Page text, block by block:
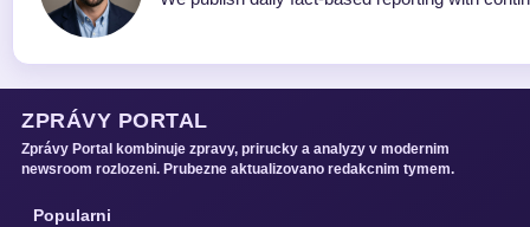
ZPRÁVY PORTAL
Zprávy Portal kombinuje zpravy, prirucky a analyzy v modernim
newsroom rozlozeni. Prubezne aktualizovano redakcnim tymem.
Popularni